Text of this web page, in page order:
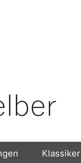
Klassiker